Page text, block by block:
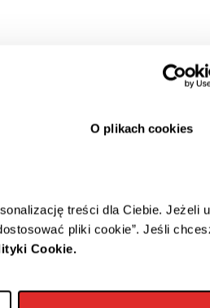
O plikach cookies
treści dla Ciebie. Jeżeli
pliki cookie”. Jeśli
Cookie.